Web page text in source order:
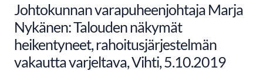
Johtokunnan varapuheenjohtaja Marja
Nykänen: Talouden näkymät
heikentyneet, rahoitusjärjestelmän
vakautta varjeltava, Vihti, 5.10.2019